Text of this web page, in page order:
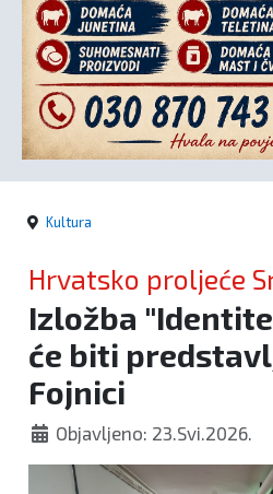
Crna
kronika
Politika
Kultura
Hrvatsko proljeće
Izložba
će biti
Fojnici
Objavljeno: 23.Svi.2026.